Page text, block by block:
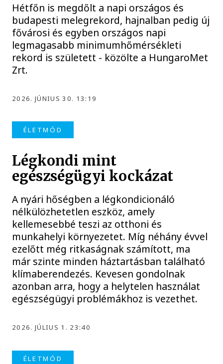
Hétfőn is megdőlt a napi országos és
budapesti melegrekord, hajnalban pedig új
fővárosi és egyben országos napi
legmagasabb minimumhőmérsékleti
rekord is született - közölte a HungaroMet
Zrt.
2026. JÚNIUS 30. 13:19
ÉLETMÓD
Légkondi mint
egészségügyi kockázat
A nyári hőségben a légkondicionáló
nélkülözhetetlen eszköz, amely
kellemesebbé teszi az otthoni és
munkahelyi környezetet. Míg néhány évvel
ezelőtt még ritkaságnak számított, ma
már szinte minden háztartásban található
klímaberendezés. Kevesen gondolnak
azonban arra, hogy a helytelen használat
egészségügyi problémákhoz is vezethet.
2026. JÚLIUS 1. 23:40
ÉLETMÓD